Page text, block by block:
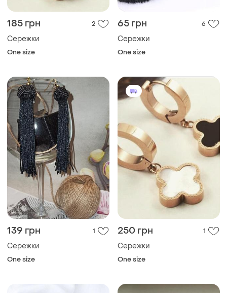
185 грн 2
Сережки
One size
65 грн 6
Сережки
One size
139 грн 1
Сережки
One size
250 грн 1
Сережки
One size